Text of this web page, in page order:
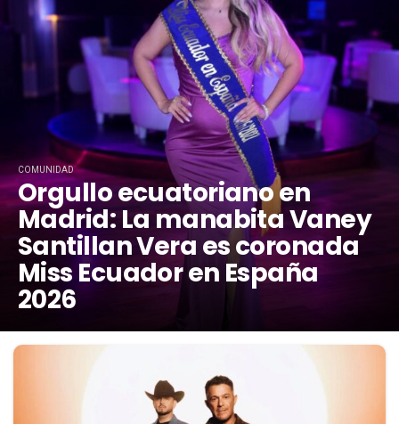
COMUNIDAD
Orgullo ecuatoriano en
Madrid: La manabita Vaney
Santillan Vera es coronada
Miss Ecuador en España
2026